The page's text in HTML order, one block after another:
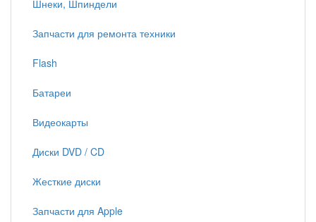
Шнеки, Шпиндели
Запчасти для ремонта техники
Flash
Батареи
Видеокарты
Диски DVD / CD
Жесткие диски
Запчасти для Apple